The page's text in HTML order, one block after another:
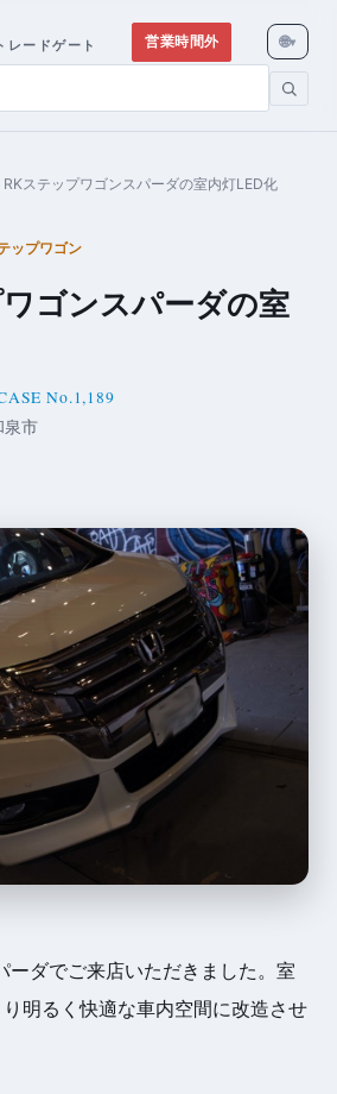
レードゲート 営業時間外 🌐▾
RKステップワゴンスパーダの室内灯LED化
ップワゴン
ゴンスパーダの室
No.1,189
泉市
ーダでご来店いただきました。室
明るく快適な車内空間に改造させ